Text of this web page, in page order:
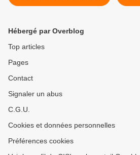
bat son plein
du
Hébergé par Overblog
Top articles
Pages
Contact
Signaler un abus
C.G.U.
Cookies et données personnelles
Préférences cookies